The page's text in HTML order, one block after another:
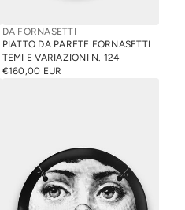
DA FORNASETTI
PIATTO DA PARETE FORNASETTI
TEMI E VARIAZIONI N. 124
PREZZO
€160,00 EUR